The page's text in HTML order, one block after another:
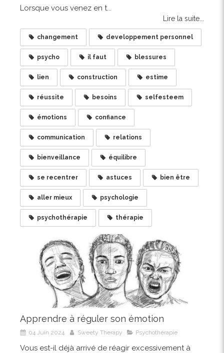
Lorsque vous venez en t...
Lire la suite...
changement developpement personnel
psycho il faut blessures
lien construction estime
réussite besoins selfesteem
émotions confiance
communication relations
bienveillance équilibre
se recentrer astuces bien être
aller mieux psychologie
psychothérapie thérapie
Apprendre à réguler son émotion
04 Juin 2024 Sweety Therapy Psychothérapie
Vous est-il déjà arrivé de réagir excessivement à